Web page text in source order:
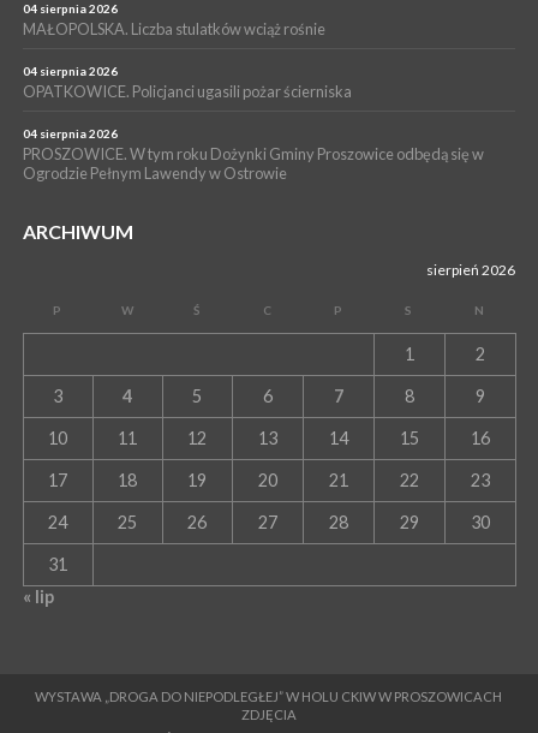
15 lipca 2026
PROSZOWICE. Już za tydzień kolejne zajęcia z cyklu „Wakacyjne
04 sierpnia 2026
MAŁOPOLSKA. Liczba stulatków wciąż rośnie
04 sierpnia 2026
OPATKOWICE. Policjanci ugasili pożar ścierniska
04 sierpnia 2026
PROSZOWICE. W tym roku Dożynki Gminy Proszowice odbędą się w
Ogrodzie Pełnym Lawendy w Ostrowie
ARCHIWUM
sierpień 2026
P W Ś C P S N
1 2
3 4 5 6 7 8 9
10 11 12 13 14 15 16
17 18 19 20 21 22 23
24 25 26 27 28 29 30
31
« lip
WYSTAWA „DROGA DO NIEPODLEGŁEJ” W HOLU CKIW W PROSZOWICACH
ZDJĘCIA